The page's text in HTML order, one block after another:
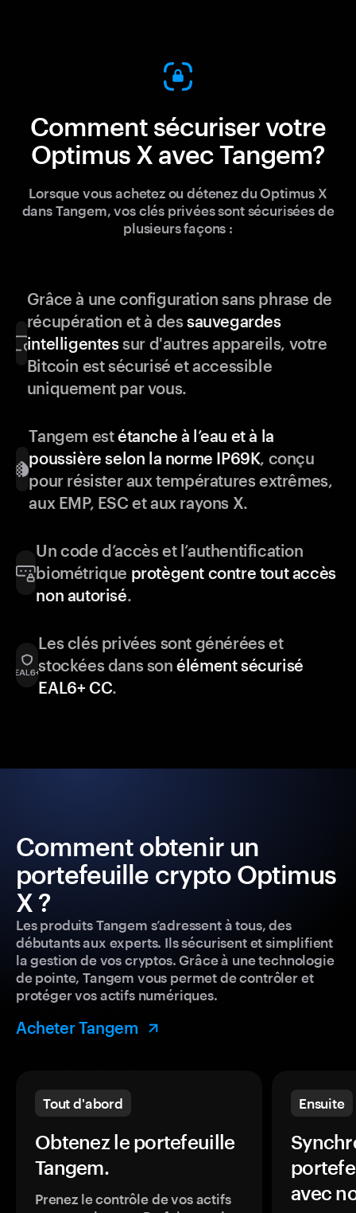
Comment sécuriser votre
Optimus X avec Tangem?
Lorsque vous achetez ou détenez du Optimus X
dans Tangem, vos clés privées sont sécurisées de
plusieurs façons :
Grâce à une configuration sans phrase de
récupération et à dessauvegardes
intelligentessur d'autres appareils, votre
Bitcoin est sécurisé et accessible
uniquement par vous.
Tangem estétanche à l’eau et à la
poussière selon la norme IP69K, conçu
pour résister aux températures extrêmes,
aux EMP, ESC et aux rayons X.
Un code d’accès et l’authentification
biométrique protègent contre tout accès
non autorisé.
Les clés privées sont générées et
stockées dans sonélément sécurisé
EAL6+ CC.
Comment obtenir un
portefeuille crypto Optimus
X ?
Les produits Tangem s’adressent à tous, des
débutants aux experts. Ils sécurisent et simplifient
la gestion de vos cryptos. Grâce à une technologie
de pointe, Tangem vous permet de contrôler et
protéger vos actifs numériques.
Acheter Tangem
Tout d'abord
Obtenez le portefeuille
Tangem.
Prenez le contrôle de vos actifs
Ensuite
avec